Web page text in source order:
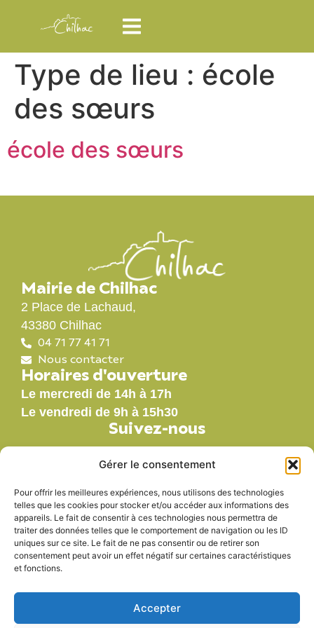
Gérer le consentement
Pour offrir les meilleures expériences, nous utilisons des technologies
telles que les cookies pour stocker et/ou accéder aux informations des
appareils. Le fait de consentir à ces technologies nous permettra de
traiter des données telles que le comportement de navigation ou les ID
uniques sur ce site. Le fait de ne pas consentir ou de retirer son
consentement peut avoir un effet négatif sur certaines caractéristiques
et fonctions.
Accepter
Type de lieu : école
des sœurs
école des sœurs
Mairie de Chilhac
2 Place de Lachaud,
43380 Chilhac
04 71 77 41 71
Nous contacter
Horaires d'ouverture
Le mercredi de 14h à 17h
Le vendredi de 9h à 15h30
Suivez-nous
Nos labels